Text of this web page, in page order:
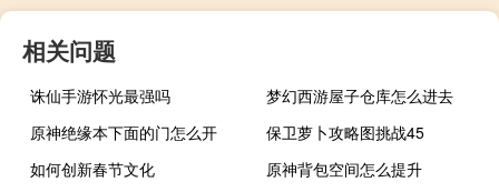
相关问题
诛仙手游怀光最强吗
梦幻西游屋子仓库怎么进去
原神绝缘本下面的门怎么开
保卫萝卜攻略图挑战45
如何创新春节文化
原神背包空间怎么提升